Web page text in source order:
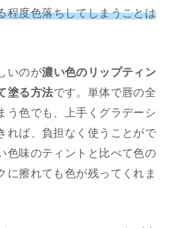
程度色落ちしてしまうことは
いのが濃い色のリップティン
塗る方法です。単体で唇の全
う色でも、上手くグラデーシ
れば、負担なく使うことがで
色味のティントと比べて色の
に擦れても色が残ってくれま